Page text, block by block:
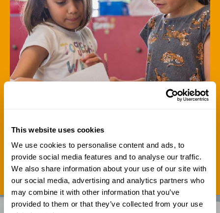
This website uses cookies
We use cookies to personalise content and ads, to
provide social media features and to analyse our traffic.
We also share information about your use of our site with
our social media, advertising and analytics partners who
may combine it with other information that you’ve
provided to them or that they’ve collected from your use
Lees hier meer over onze aanpak